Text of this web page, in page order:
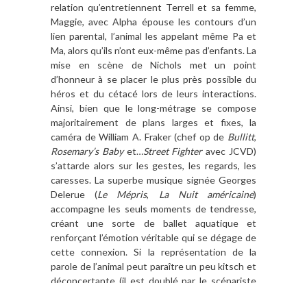
relation qu’entretiennent Terrell et sa femme,
Maggie, avec Alpha épouse les contours d’un
lien parental, l’animal les appelant même Pa et
Ma, alors qu’ils n’ont eux-même pas d’enfants. La
mise en scène de Nichols met un point
d’honneurà se placer le plus près possible du
héros et du cétacé lors de leurs interactions.
Ainsi, bien que le long-métrage se compose
majoritairement de plans larges et fixes, la
caméra de William A. Fraker (chef op de Bullitt,
Rosemary’s Babyet…Street Fighteravec JCVD)
s’attarde alors sur les gestes, les regards, les
caresses. La superbe musique signée Georges
Delerue (Le Mépris, La Nuit américaine)
accompagne les seuls moments de tendresse,
créant une sorte de ballet aquatique et
renforçant l’émotion véritable qui se dégage de
cette connexion. Si la représentation de la
parole de l’animal peut paraître un peu kitsch et
déconcertante (il est doublé par le scénariste